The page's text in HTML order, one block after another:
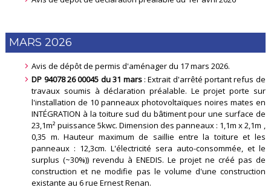
MARS 2026
Avis de dépôt de permis d'aménager du 17 mars 2026.
DP 94078 26 00045 du 31 mars : Extrait d'arrêté portant refus de
travaux soumis à déclaration préalable. Le projet porte sur
l'installation de 10 panneaux photovoltaïques noires mates en
INTÉGRATION à la toiture sud du bâtiment pour une surface de
23,1m² puissance 5kwc. Dimension des panneaux : 1,1m x 2,1m ,
0,35 m. Hauteur maximum de saillie entre la toiture et les
panneaux : 12,3cm. L'électricité sera auto-consommée, et le
surplus (~30%)) revendu à ENEDIS. Le projet ne créé pas de
construction et ne modifie pas le volume d'une construction
existante au 6 rue Ernest Renan.